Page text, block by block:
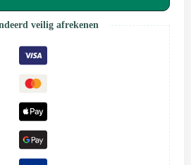
veilig afrekenen